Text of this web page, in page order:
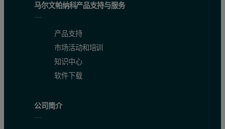
马尔文帕纳科产品支持与服务
产品支持
市场活动和培训
知识中心
软件下载
公司简介